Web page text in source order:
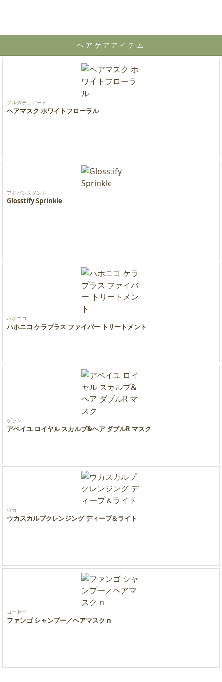
ヘアケアアイテム
ジルスチュアート
ヘアマスク ホワイトフローラル
アドバンスメント
Glosstify Sprinkle
ハホニコ
ハホニコ ケラプラス ファイバー トリートメント
ゲラン
アベイユ ロイヤル スカルプ&ヘア ダブルR マスク
ウカ
ウカスカルプクレンジング ディープ＆ライト
コーセー
ファンゴ シャンプー／ヘアマスク n